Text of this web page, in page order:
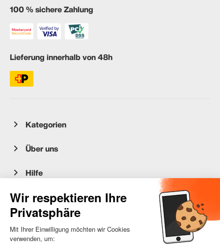
100 % sichere Zahlung
Lieferung innerhalb von 48h
Kategorien
Über uns
Hilfe
Kundenservice
occasion.migros.mobile@recommerce.com
Montag-Freitag 08:00-17:00